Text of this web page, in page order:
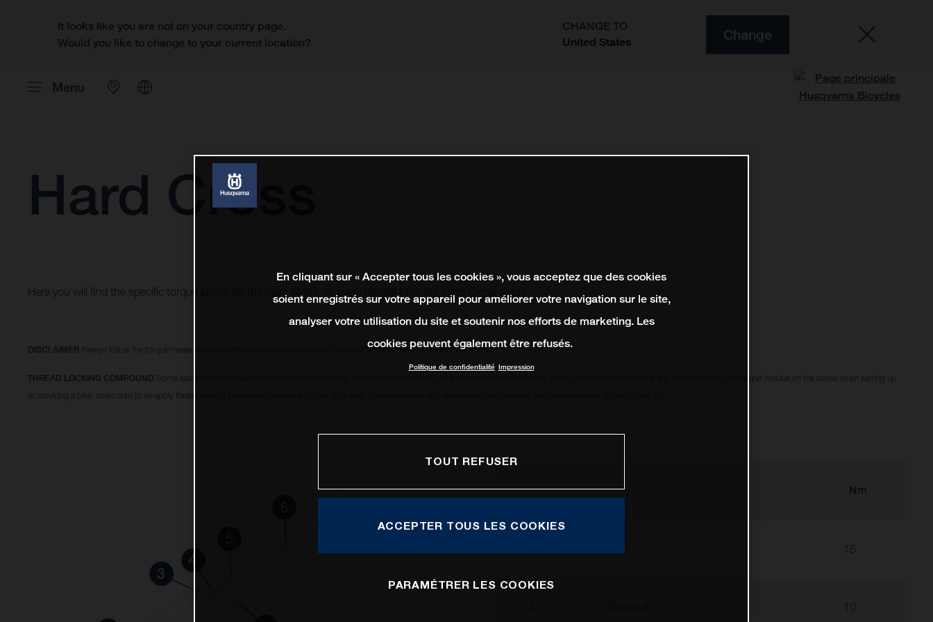
It looks like you are not on your country page.
Would you like to change to your current location?
CHANGE TO
United States
Change
Menu
Hard Cross
Here you will find the specific torque specs for the main pivots on every bicycle from our Hard Cross range.
DISCLAIMER Always follow the torque measurements written on the components or refer to the components manufacturer manual.
THREAD LOCKING COMPOUND Some fasteners might need the use of a thread locking compound to remain in place and avoid from becoming loose. Always check if there is any thread locking compound residue on the screw when setting up
or servicing a bike, make sure to re-apply thread locking compound to ensure proper tightness. Some examples are, suspension pivot screws, disc brake calipers, 6 bolt rotors, etc.
Nm
15
10
En cliquant sur « Accepter tous les cookies », vous acceptez que des cookies
soient enregistrés sur votre appareil pour améliorer votre navigation sur le site,
analyser votre utilisation du site et soutenir nos efforts de marketing. Les
cookies peuvent également être refusés.
Politique de confidentialité Impression
TOUT REFUSER
ACCEPTER TOUS LES COOKIES
PARAMÉTRER LES COOKIES